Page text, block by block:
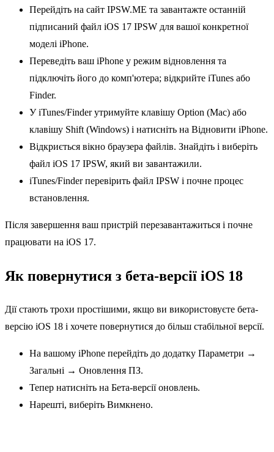
Перейдіть на сайт IPSW.ME та завантажте останній
підписаний файл iOS 17 IPSW для вашої конкретної
моделі iPhone.
Переведіть ваш iPhone у режим відновлення та
підключіть його до комп'ютера; відкрийте iTunes або
Finder.
У iTunes/Finder утримуйте клавішу Option (Mac) або
клавішу Shift (Windows) і натисніть на Відновити iPhone.
Відкриється вікно браузера файлів. Знайдіть і виберіть
файл iOS 17 IPSW, який ви завантажили.
iTunes/Finder перевірить файл IPSW і почне процес
встановлення.
Після завершення ваш пристрій перезавантажиться і почне
працювати на iOS 17.
Як повернутися з бета-версії iOS 18
Дії стають трохи простішими, якщо ви використовуєте бета-
версію iOS 18 і хочете повернутися до більш стабільної версії.
На вашому iPhone перейдіть до додатку Параметри →
Загальні → Оновлення ПЗ.
Тепер натисніть на Бета-версії оновлень.
Нарешті, виберіть Вимкнено.